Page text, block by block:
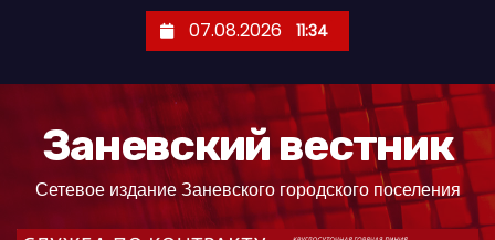
07.08.2026 11:34
Заневский вестник
Сетевое издание Заневского городского поселения